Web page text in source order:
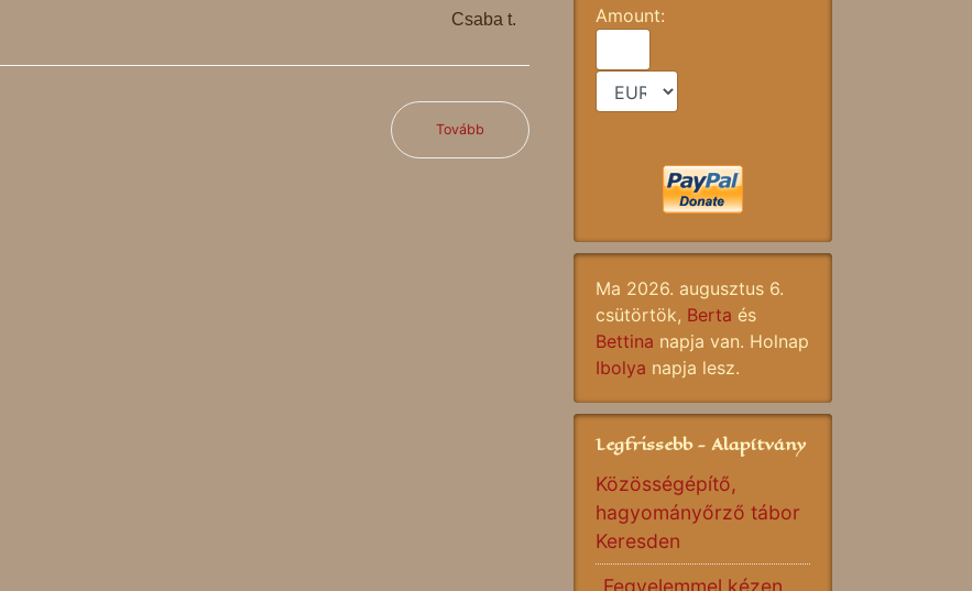
Csaba t.
Tovább
Amount:
Ma 2026. augusztus 6.
csütörtök, Berta és
Bettina napja van. Holnap
Ibolya napja lesz.
Legfrissebb - Alapítvány
Közösségépítő,
hagyományőrző tábor
Keresden
„Fegyelemmel kézen